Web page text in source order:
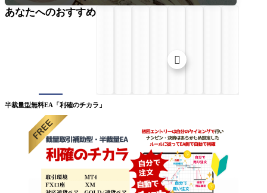
半裁量型無料EA「利確のチカラ」
あなたへのおすすめ
